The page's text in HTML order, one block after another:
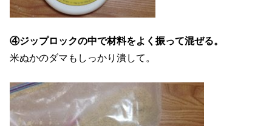
④ジップロックの中で材料をよく振って混ぜる。
米ぬかのダマもしっかり潰して。